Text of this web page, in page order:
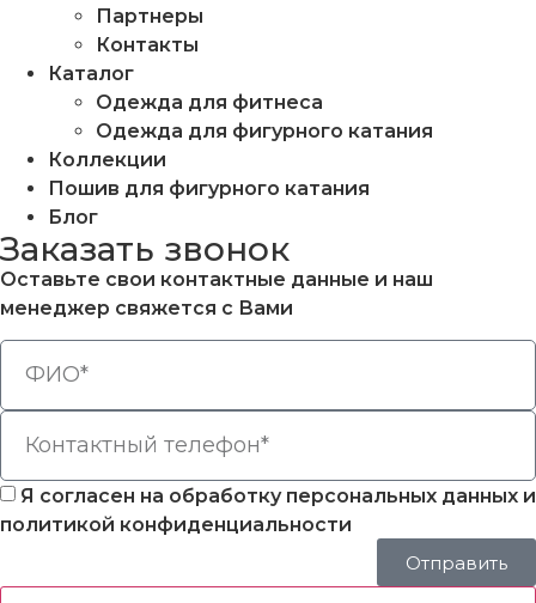
Партнеры
Контакты
Каталог
Одежда для фитнеса
Одежда для фигурного катания
Коллекции
Пошив для фигурного катания
Блог
Заказать звонок
Оставьте свои контактные данные и наш
менеджер свяжется с Вами
Я согласен на обработку персональных данных и
политикой конфиденциальности
Отправить